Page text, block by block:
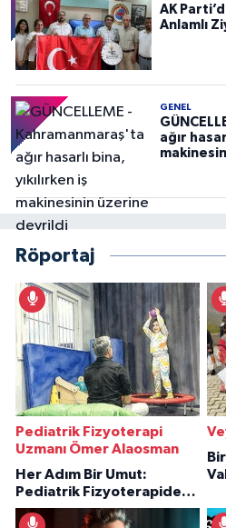
AK
Anlamlı
GENEL
ağır
Röportaj
Pediatrik Fizyoterapi
Uzmanı Ömer Alaosman
Her Adım Bir Umut:
Pediatrik Fizyoterapiden
İlham Veren Hikâyeler